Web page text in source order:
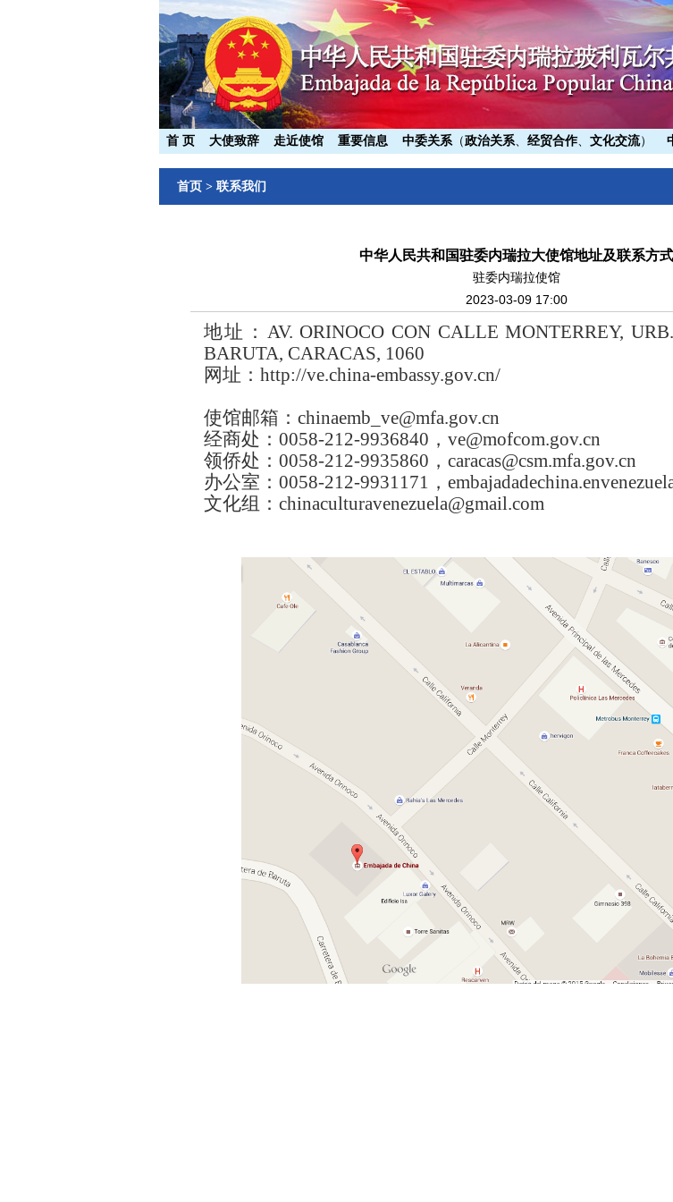
首 页 大使致辞 走近使馆 重要信息 中委关系（政治关系、 经贸合作、 文化交流）
首页> 联系我们
中华人民共和国驻委内瑞拉大使馆地址及联系方式
驻委内瑞拉使馆
2023-03-09 17:00
地址： AV. ORINOCO CON CALLE MONTERREY,
BARUTA, CARACAS, 1060
网址： http://ve.china-embassy.gov.cn/
使馆邮箱： chinaemb_ve@mfa.gov.cn
经商处： 0058-212-9936840 ， ve@mofcom.gov.cn
领侨处： 0058-212-9935860 ， caracas@csm.mfa.gov.cn
办公室： 0058-212-9931171 ， em
文化组： chinaculturavenezuela@gmail.com